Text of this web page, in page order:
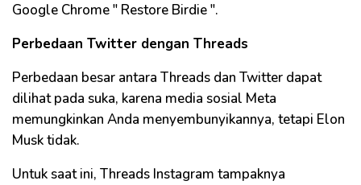
Google Chrome " Restore Birdie ".
Perbedaan Twitter dengan Threads
Perbedaan besar antara Threads dan Twitter dapat
dilihat pada suka, karena media sosial Meta
memungkinkan Anda menyembunyikannya, tetapi Elon
Musk tidak.
Untuk saat ini, Threads Instagram tampaknya